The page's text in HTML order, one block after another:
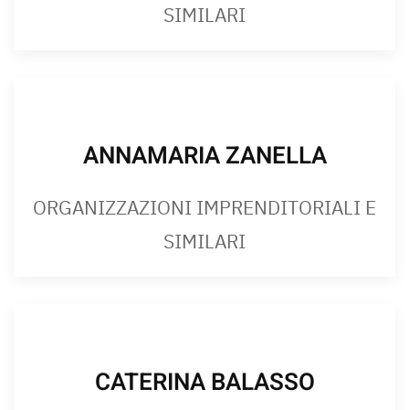
SIMILARI
ANNAMARIA ZANELLA
ORGANIZZAZIONI IMPRENDITORIALI E
SIMILARI
CATERINA BALASSO